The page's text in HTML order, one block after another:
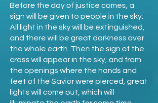
Before the day of justice comes, a
sign will be given to people in the sky:
All light in the sky will be extinguished,
and there will be great darkness over
the whole earth. Then the sign of the
cross will appear in the sky, and from
the openings where the hands and
feet of the Savior were pierced, great
lights will come out, which will